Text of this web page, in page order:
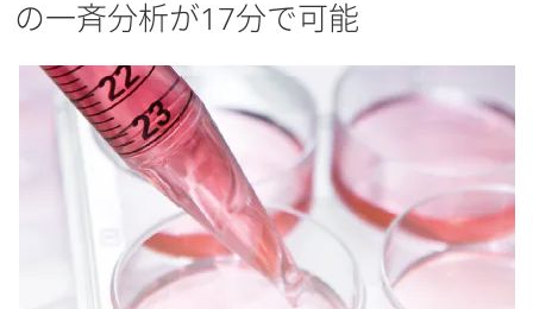
の一斉分析が17分で可能